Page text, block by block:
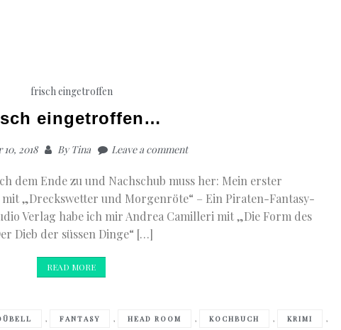
frisch eingetroffen
eingetroffen…
2018 ByTina Leave a comment
dem Ende zu und Nachschub muss her: Mein erster
mit „Dreckswetter und Morgenröte“ – Ein Piraten-Fantasy-
Verlag habe ich mir Andrea Camilleri mit „Die Form des
Dieb der süssen Dinge“ […]
READ MORE
, FANTASY , HEAD ROOM , KOCHBUCH , KRIMI ,